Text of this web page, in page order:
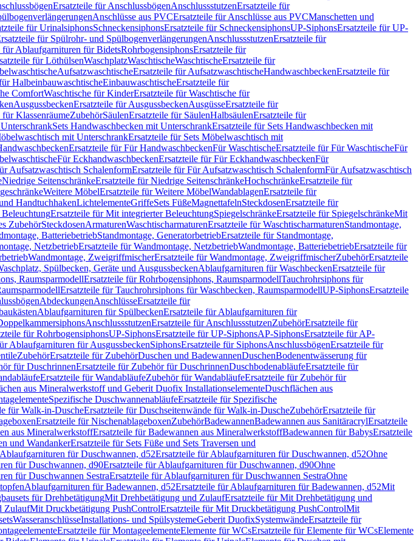
Ersatzteile für AnschlussbögenAnschlussstutzenErsatzteile für
Anschlüsse aus PVCErsatzteile für Anschlüsse aus PVCManschetten und
für UrinalsiphonsSchneckensiphonsErsatzteile für SchneckensiphonsUP-SiphonsErsatzteile für UP-
für Spülrohr- und SpülbogenverlängerungenAnschlussstutzenErsatzteile für
für Ablaufgarnituren für BidetsRohrbogensiphonsErsatzteile für
für LöthülsenWaschplatzWaschtischeWaschtischeErsatzteile für
AufsatzwaschtischeErsatzteile für AufsatzwaschtischeHandwaschbeckenErsatzteile für
HalbeinbauwaschtischeEinbauwaschtischeErsatzteile für
ComfortWaschtische für KinderErsatzteile für Waschtische für
AusgussbeckenErsatzteile für AusgussbeckenAusgüsseErsatzteile für
KlassenräumeZubehörSäulenErsatzteile für SäulenHalbsäulenErsatzteile für
Sets Handwaschbecken mit UnterschrankErsatzteile für Sets Handwaschbecken mit
mit UnterschrankErsatzteile für Sets Möbelwaschtisch mit
Ersatzteile für Für HandwaschbeckenFür WaschtischeErsatzteile für Für WaschtischeFür
Für EckhandwaschbeckenErsatzteile für Für EckhandwaschbeckenFür
Aufsatzwaschtisch SchalenformErsatzteile für Für Aufsatzwaschtisch SchalenformFür Aufsatzwaschtisch
Niedrige SeitenschränkeErsatzteile für Niedrige SeitenschränkeHochschränkeErsatzteile für
Weitere MöbelErsatzteile für Weitere MöbelWandablagenErsatzteile für
HandtuchhakenLichtelementeGriffeSets FüßeMagnettafelnSteckdosenErsatzteile für
Ersatzteile für Mit integrierter BeleuchtungSpiegelschränkeErsatzteile für SpiegelschränkeMit
ZubehörSteckdosenArmaturenWaschtischarmaturenErsatzteile für WaschtischarmaturenStandmontage,
BatteriebetriebStandmontage, GeneratorbetriebErsatzteile für Standmontage,
NetzbetriebErsatzteile für Wandmontage, NetzbetriebWandmontage, BatteriebetriebErsatzteile für
Wandmontage, ZweigriffmischerErsatzteile für Wandmontage, ZweigriffmischerZubehörErsatzteile
Spülbecken, Geräte und AusgussbeckenAblaufgarnituren für WaschbeckenErsatzteile für
RaumsparmodellErsatzteile für Rohrbogensiphons, RaumsparmodellTauchrohrsiphons für
Ersatzteile für Tauchrohrsiphons für Waschbecken, RaumsparmodellUP-SiphonsErsatzteile
AbdeckungenAnschlüsseErsatzteile für
Ablaufgarnituren für SpülbeckenErsatzteile für Ablaufgarnituren für
AnschlussstutzenErsatzteile für AnschlussstutzenZubehörErsatzteile für
für RohrbogensiphonsUP-SiphonsErsatzteile für UP-SiphonsAP-SiphonsErsatzteile für AP-
Ablaufgarnituren für AusgussbeckenSiphonsErsatzteile für SiphonsAnschlussbögenErsatzteile für
ZubehörErsatzteile für ZubehörDuschen und BadewannenDuschenBodenentwässerung für
für DuschrinnenErsatzteile für Zubehör für DuschrinnenDuschbodenabläufeErsatzteile für
Ersatzteile für WandabläufeZubehör für WandabläufeErsatzteile für Zubehör für
aus Mineralwerkstoff und Geberit Duofix InstallationselementeDuschflächen aus
Spezifische DuschwannenabläufeErsatzteile für Spezifische
für Walk-in-DuscheErsatzteile für Duschseitenwände für Walk-in-DuscheZubehörErsatzteile für
Ersatzteile für NischenablageboxenZubehörBadewannenBadewannen aus SanitäracrylErsatzteile
aus MineralwerkstoffErsatzteile für Badewannen aus MineralwerkstoffBadewannen für BabysErsatzteile
und WandankerErsatzteile für Sets Füße und Sets Traversen und
Ablaufgarnituren für Duschwannen, d52Ersatzteile für Ablaufgarnituren für Duschwannen, d52Ohne
für Duschwannen, d90Ersatzteile für Ablaufgarnituren für Duschwannen, d90Ohne
für Duschwannen SestraErsatzteile für Ablaufgarnituren für Duschwannen SestraOhne
Ablaufgarnituren für Badewannen, d52Ersatzteile für Ablaufgarnituren für Badewannen, d52Mit
für DrehbetätigungMit Drehbetätigung und ZulaufErsatzteile für Mit Drehbetätigung und
ZulaufMit Druckbetätigung PushControlErsatzteile für Mit Druckbetätigung PushControlMit
WasseranschlüsseInstallations- und SpülsystemeGeberit DuofixSystemwändeErsatzteile für
Ersatzteile für MontageelementeElemente für WCsErsatzteile für Elemente für WCsElemente